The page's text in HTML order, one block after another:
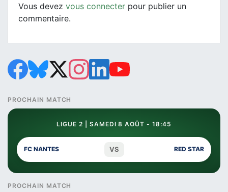
Vous devez vous connecter pour publier un
commentaire.
PROCHAIN MATCH
LIGUE 2 | SAMEDI 8 AOÛT - 18:45
FC NANTES VS RED STAR
PROCHAIN MATCH